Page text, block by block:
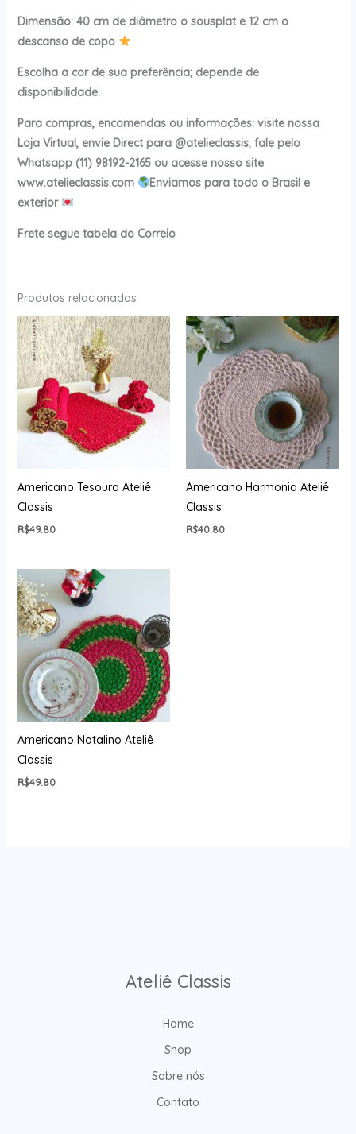
Dimensão: 40 cm de diâmetro o sousplat e 12 cm o
descanso de copo
Escolha a cor de sua preferência; depende de
disponibilidade.
Para compras, encomendas ou informações: visite nossa
Loja Virtual, envie Direct para @atelieclassis; fale pelo
Whatsapp (11) 98192-2165 ou acesse nosso site
www.atelieclassis.com
Enviamos para todo o Brasil e
exterior
Frete segue tabela do Correio
Produtos relacionados
Americano Tesouro Ateliê
Classis
R$49.80
Americano Harmonia Ateliê
Classis
R$40.80
Americano Natalino Ateliê
Classis
R$49.80
Ateliê Classis
Home
Shop
Sobre nós
Contato